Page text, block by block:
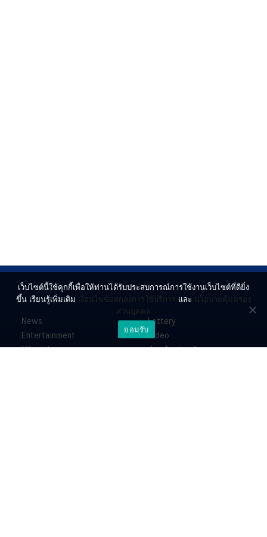
News
Entertainment
Lifestyle
Lottery
Video
ร่วมด้วยช่วยกัน
เว็บไซต์นี้ใช้คุกกี้เพื่อให้ท่านได้รับประสบการณ์การใช้งานเว็บไซต์ที่ดียิ่ง
ขึ้น เรียนรู้เพิ่มเติม เงื่อนไขข้อตกลงการใช้บริการ และ นโยบายคุ้มครอง
ส่วนบุคคล
ยอมรับ